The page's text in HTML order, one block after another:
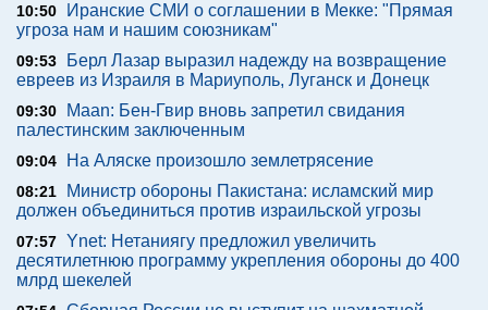
10:50
Иранские СМИ о соглашении в Мекке: "Прямая
угроза нам и нашим союзникам"
09:53
Берл Лазар выразил надежду на возвращение
евреев из Израиля в Мариуполь, Луганск и Донецк
09:30
Maan: Бен-Гвир вновь запретил свидания
палестинским заключенным
09:04 На Аляске произошло землетрясение
08:21
Министр обороны Пакистана: исламский мир
должен объединиться против израильской угрозы
07:57 Ynet: Нетаниягу предложил увеличить
десятилетнюю программу укрепления обороны до 400
млрд шекелей